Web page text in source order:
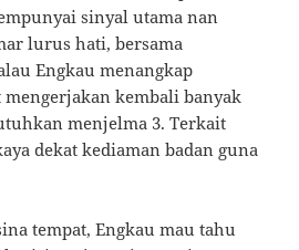
sinyal utama nan
lurus hati, bersama
Engkau menangkap
mengerjakan kembali banyak
menjelma 3. Terkait
dekat kediaman badan guna
tempat, Engkau mau tahu